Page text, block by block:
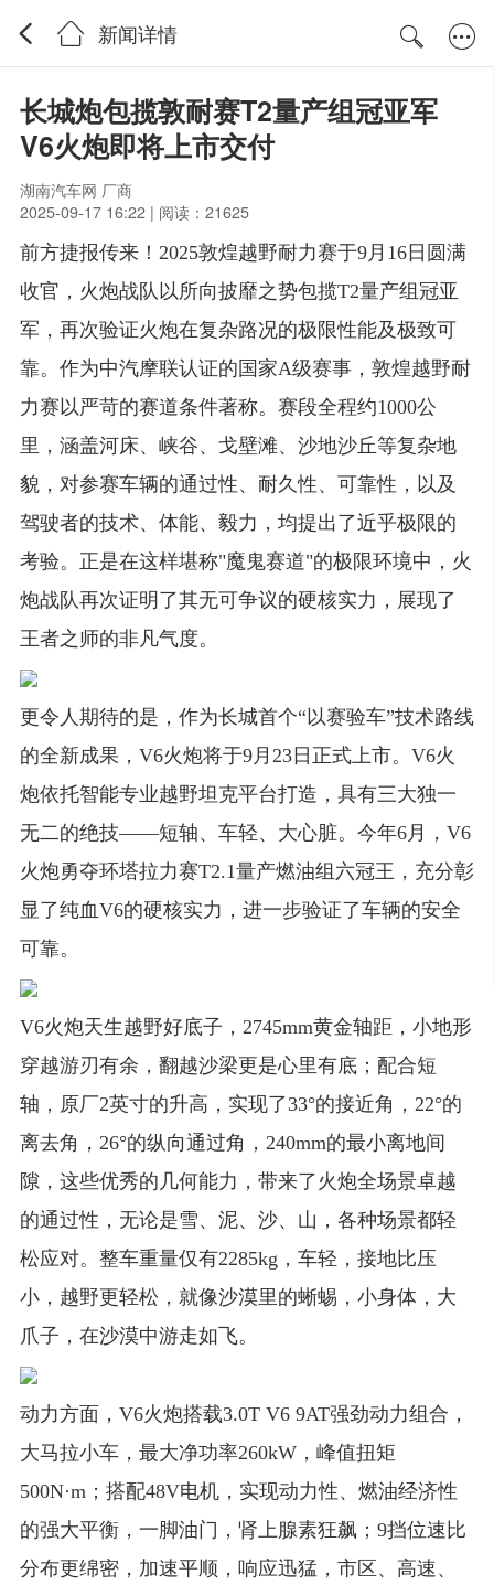
新闻详情
长城炮包揽敦耐赛T2量产组冠亚军
V6火炮即将上市交付
湖南汽车网 厂商
2025-09-17 16:22 | 阅读：21625
前方捷报传来！2025敦煌越野耐力赛于9月16日圆满
收官，火炮战队以所向披靡之势包揽T2量产组冠亚
军，再次验证火炮在复杂路况的极限性能及极致可
靠。作为中汽摩联认证的国家A级赛事，敦煌越野耐
力赛以严苛的赛道条件著称。赛段全程约1000公
里，涵盖河床、峡谷、戈壁滩、沙地沙丘等复杂地
貌，对参赛车辆的通过性、耐久性、可靠性，以及
驾驶者的技术、体能、毅力，均提出了近乎极限的
考验。正是在这样堪称"魔鬼赛道"的极限环境中，火
炮战队再次证明了其无可争议的硬核实力，展现了
王者之师的非凡气度。
更令人期待的是，作为长城首个“以赛验车”技术路线
的全新成果，V6火炮将于9月23日正式上市。V6火
炮依托智能专业越野坦克平台打造，具有三大独一
无二的绝技——短轴、车轻、大心脏。今年6月，V6
火炮勇夺环塔拉力赛T2.1量产燃油组六冠王，充分彰
显了纯血V6的硬核实力，进一步验证了车辆的安全
可靠。
V6火炮天生越野好底子，2745mm黄金轴距，小地形
穿越游刃有余，翻越沙梁更是心里有底；配合短
轴，原厂2英寸的升高，实现了33°的接近角，22°的
离去角，26°的纵向通过角，240mm的最小离地间
隙，这些优秀的几何能力，带来了火炮全场景卓越
的通过性，无论是雪、泥、沙、山，各种场景都轻
松应对。整车重量仅有2285kg，车轻，接地比压
小，越野更轻松，就像沙漠里的蜥蜴，小身体，大
爪子，在沙漠中游走如飞。
动力方面，V6火炮搭载3.0T V6 9AT强劲动力组合，
大马拉小车，最大净功率260kW，峰值扭矩
500N·m；搭配48V电机，实现动力性、燃油经济性
的强大平衡，一脚油门，肾上腺素狂飙；9挡位速比
分布更绵密，加速平顺，响应迅猛，市区、高速、